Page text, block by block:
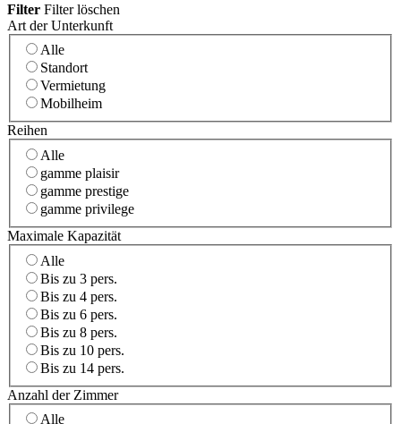
Filter Filter löschen
Art der Unterkunft
Alle
Standort
Vermietung
Mobilheim
Reihen
Alle
gamme plaisir
gamme prestige
gamme privilege
Maximale Kapazität
Alle
Bis zu 3 pers.
Bis zu 4 pers.
Bis zu 6 pers.
Bis zu 8 pers.
Bis zu 10 pers.
Bis zu 14 pers.
Anzahl der Zimmer
Alle